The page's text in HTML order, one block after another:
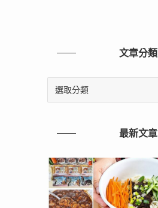
文章分類
最新文章